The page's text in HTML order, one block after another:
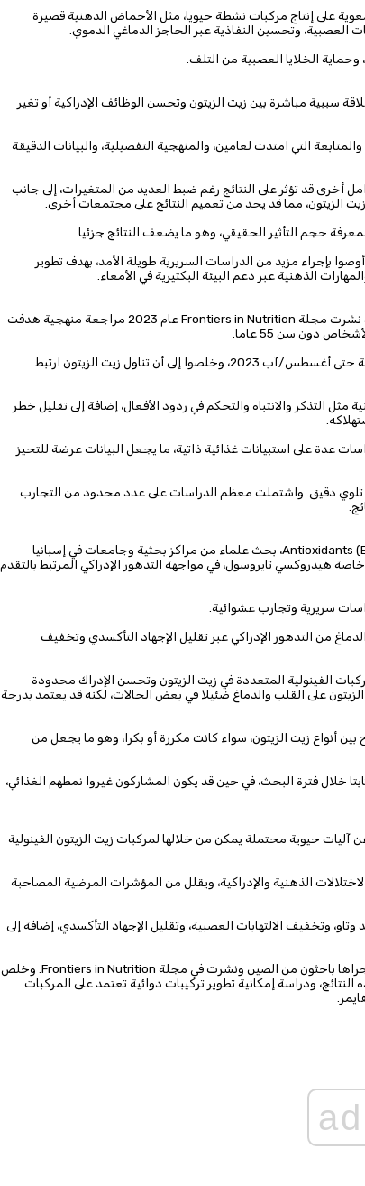
على إنتاج مركبات نشطة حيويا، مثل الأحماض الدهنية قصيرة
العصبية، وتحسين النفاذية عبر الحاجز الدماغي الدموي.
وحماية الخلايا العصبية من التلف.
سببية مباشرة بين زيت الزيتون وتحسن الوظائف الإدراكية أو تغير
التي امتدت لعامين، والمنهجية التفصيلية، والبيانات الدقيقة
أخرى قد تؤثر على النتائج رغم ضبط العديد من المتغيرات، إلى جانب
الزيتون، مما قد يحد من تعميم النتائج على مجتمعات أخرى.
حجم التأثير الحقيقي، وهو ما يضعف النتائج جزئيا.
بإجراء مزيد من الدراسات السريرية طويلة الأمد، بهدف تطوير
الذهنية عبر دعم البيئة البكتيرية في الأمعاء.
لم يقتصر الاهتمام العلمي بزيت الزيتون على كبار السن فقط. فقد نشرت مجلة Frontiers in Nutrition عام 2023 مراجعة منهجية هدفت
دون سن 55 عاما.
راجع الباحثون نتائج 11 دراسة منشورة على منصات علمية موثوقة حتى أغسطس/آب 2023، وخلصوا إلى أن تناول زيت الزيتون ارتبط
التذكر والانتباه والتحكم في ردود الأفعال، إضافة إلى تقليل خطر
عدة على استبيانات غذائية ذاتية، ما يجعل البيانات عرضة للتحيز
تلوي دقيق. واشتملت معظم الدراسات على عدد محدود من التجارب
وفي مراجعة أخرى صدرت في يوليو/تموز 2023 في مجلة Antioxidants (Basel)، بحث علماء من مراكز بحثية وجامعات في إسبانيا
خاصة هيدروكسي تايروسول، في مواجهة التدهور الإدراكي المرتبط بالتقدم
سريرية وتجارب عشوائية.
من التدهور الإدراكي عبر تقليل الإجهاد التأكسدي وتخفيف
الفينولية المتعددة في زيت الزيتون وتحسن الإدراك محدودة
على القلب والدماغ ضئيلا في بعض الحالات، لكنه قد يعتمد بدرجة
أنواع زيت الزيتون، سواء كانت مكررة أو بكرا، وهو ما يجعل من
خلال فترة البحث، في حين قد يكون المشاركون غيروا نمطهم الغذائي،
علمية حديثة عن آليات حيوية محتملة يمكن من خلالها لمركبات زيت الزيتون الفينولية
الذهنية والإدراكية، ويقلل من المؤشرات المرضية المصاحبة
وتخفيف الالتهابات العصبية، وتقليل الإجهاد التأكسدي، إضافة إلى
واستندت هذه المراجعة إلى دراسات مخبرية وما قبل سريرية، أجراها باحثون من الصين ونشرت في مجلة Frontiers in Nutrition. وخلص
ودراسة إمكانية تطوير تركيبات دوائية تعتمد على المركبات
ad